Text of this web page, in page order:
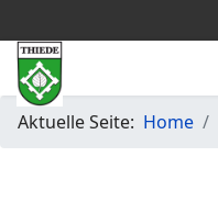
Aktuelle Seite: Home